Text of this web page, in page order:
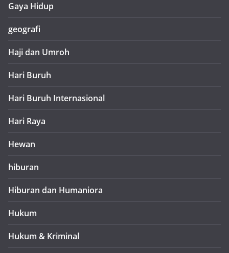
Gaya Hidup
geografi
Haji dan Umroh
Hari Buruh
Hari Buruh Internasional
Hari Raya
Hewan
hiburan
Hiburan dan Humaniora
Hukum
Hukum & Kriminal